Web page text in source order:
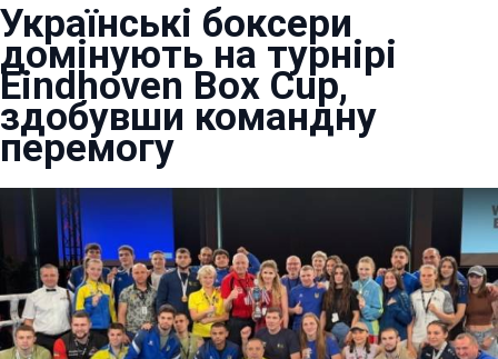
Українські боксери
домінують на турнірі
Eindhoven Box Cup,
здобувши командну
перемогу